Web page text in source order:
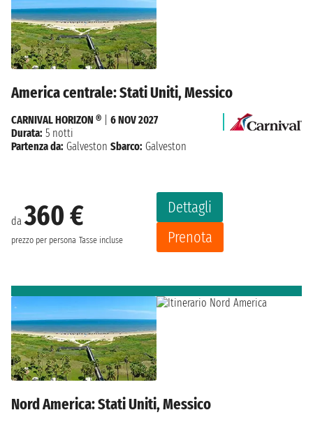
America centrale: Stati Uniti, Messico
da360 €
prezzo per persona Tasse incluse
Dettagli
Prenota
CARNIVAL HORIZON ®
6 NOV 2027
Durata: 5 notti
Partenza da: Galveston Sbarco: Galveston
Nord America: Stati Uniti, Messico